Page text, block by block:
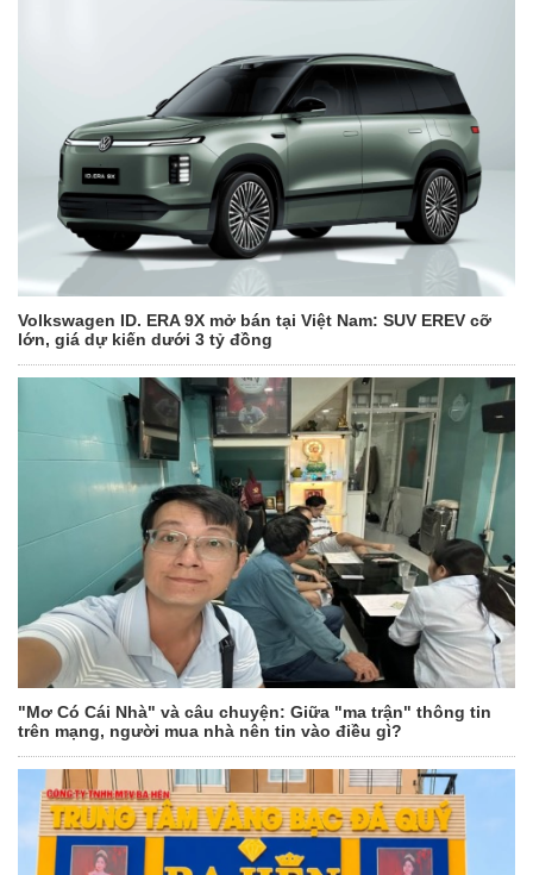
Volkswagen ID. ERA 9X mở bán tại Việt Nam: SUV EREV cỡ
lớn, giá dự kiến dưới 3 tỷ đồng
"Mơ Có Cái Nhà" và câu chuyện: Giữa "ma trận" thông tin
trên mạng, người mua nhà nên tin vào điều gì?